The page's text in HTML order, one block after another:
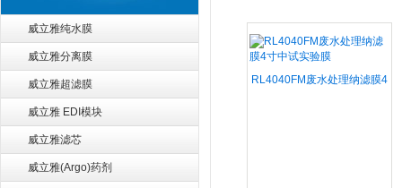
威立雅纯水膜
威立雅分离膜
威立雅超滤膜
威立雅 EDI模块
威立雅滤芯
威立雅(Argo)药剂
RL4040FM废水处理纳滤膜4